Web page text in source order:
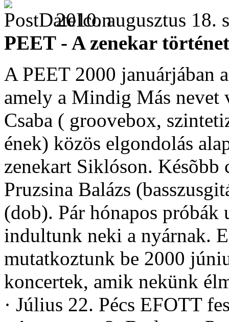
2010. augusztus 18.
PEET - A zenekar
A PEET 2000 januárjában
amely a Mindig Más
Csaba ( groovebox,
ének) közös elgondolás
zenekart Siklóson.
Pruzsina Balázs
(dob). Pár hónapos
indultunk neki a nyárnak.
mutatkoztunk be 2000
koncertek, amik nekünk
· Július 22. Pécs EFOTT